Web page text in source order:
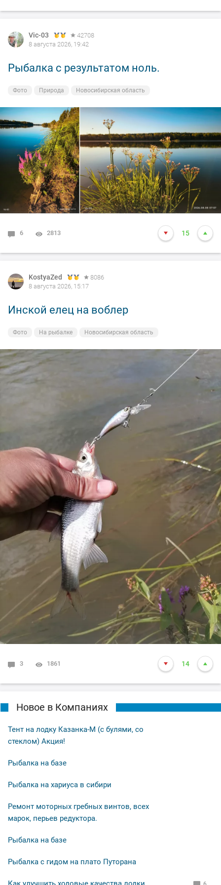
Vic-03
42708
8 августа 2026, 19:42
Рыбалка с результатом ноль.
Фото Природа Новосибирская область
6 2813 15
KostyaZed
8086
8 августа 2026, 15:17
Инской елец на воблер
Фото На рыбалке Новосибирская область
3 1861 14
Новое в Компаниях
Тент на лодку Казанка-М (с булями, со
стеклом) Акция!
Рыбалка на базе
Рыбалка на хариуса в сибири
Ремонт моторных гребных винтов, всех
марок, перьев редуктора.
Рыбалка на базе
Рыбалка с гидом на плато Путорана